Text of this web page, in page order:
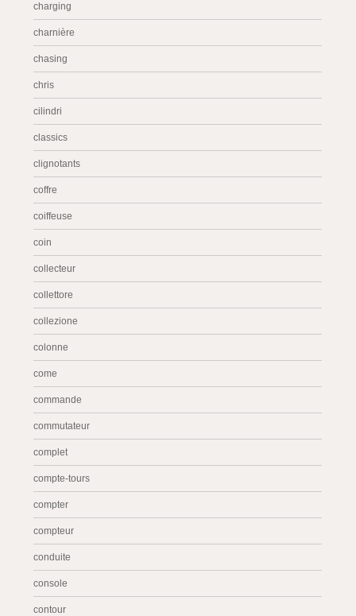
charging
charnière
chasing
chris
cilindri
classics
clignotants
coffre
coiffeuse
coin
collecteur
collettore
collezione
colonne
come
commande
commutateur
complet
compte-tours
compter
compteur
conduite
console
contour